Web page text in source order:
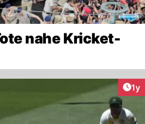
nahe Kricket-
1y